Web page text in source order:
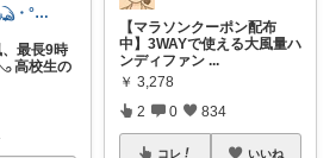
きみどり.𓆏・°いつも感謝です
最長9時
高校生の
【マラソンクーポン配布
中】3WAYで使える大風量ハ
ンディファン ...
￥ 3,278
2 0 834
コレ いいね